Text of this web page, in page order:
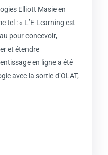
Elliott Masie en
tel : « L’E-Learning est
pour concevoir,
et étendre
en ligne a été
avec la sortie d’OLAT,